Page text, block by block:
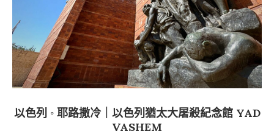
以色列 ◦ 耶路撒冷｜以色列猶太大屠殺紀念館 YAD
VASHEM